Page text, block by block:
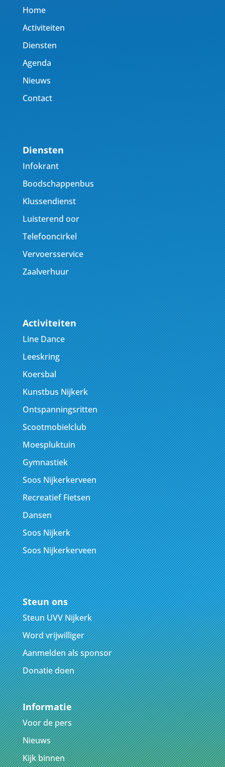
Home
Activiteiten
Diensten
Agenda
Nieuws
Contact
Diensten
Infokrant
Boodschappenbus
Klussendienst
Luisterend oor
Telefooncirkel
Vervoersservice
Zaalverhuur
Activiteiten
Line Dance
Leeskring
Koersbal
Kunstbus Nijkerk
Ontspanningsritten
Scootmobielclub
Moespluktuin
Gymnastiek
Soos Nijkerkerveen
Recreatief Fietsen
Dansen
Soos Nijkerk
Soos Nijkerkerveen
Steun ons
Steun UVV Nijkerk
Word vrijwilliger
Aanmelden als sponsor
Donatie doen
Informatie
Voor de pers
Nieuws
Kijk binnen